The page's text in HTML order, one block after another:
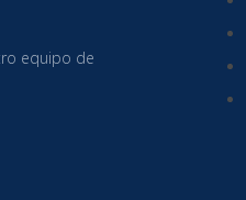
equipo de